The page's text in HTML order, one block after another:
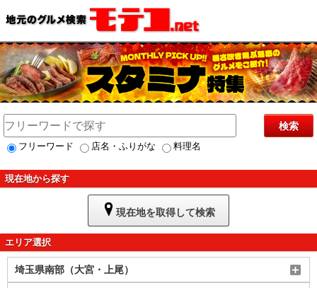
検索
フリーワード 店名・ふりがな 料理名
現在地から探す
現在地を取得して検索
エリア選択
埼玉県南部（大宮・上尾）